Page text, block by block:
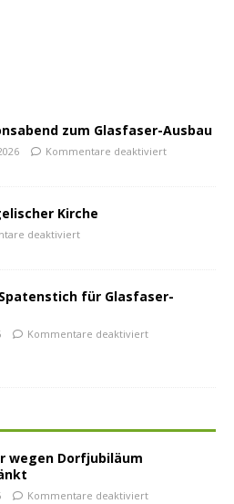
zum Glasfaser-Ausbau
Kommentare deaktiviert
Kirche
deaktiviert
für Glasfaser-
Kommentare deaktiviert
wegen Dorfjubiläum
Kommentare deaktiviert